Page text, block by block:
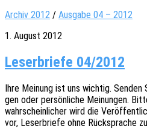
Archiv 2012 / Ausgabe 04 – 2012
1. August 2012
Leserbriefe 04/2012
Ihre Meinung ist uns wich­tig. Senden
gen oder persön­li­che Meinun­gen.
wahr­schein­li­cher wird die
vor, Leser­brie­fe ohne Rück­spra­che